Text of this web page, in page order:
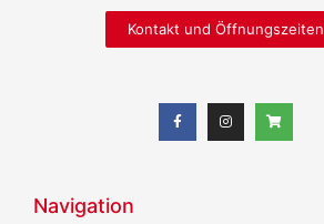
Kontakt und Öffnungszeiten
Navigation